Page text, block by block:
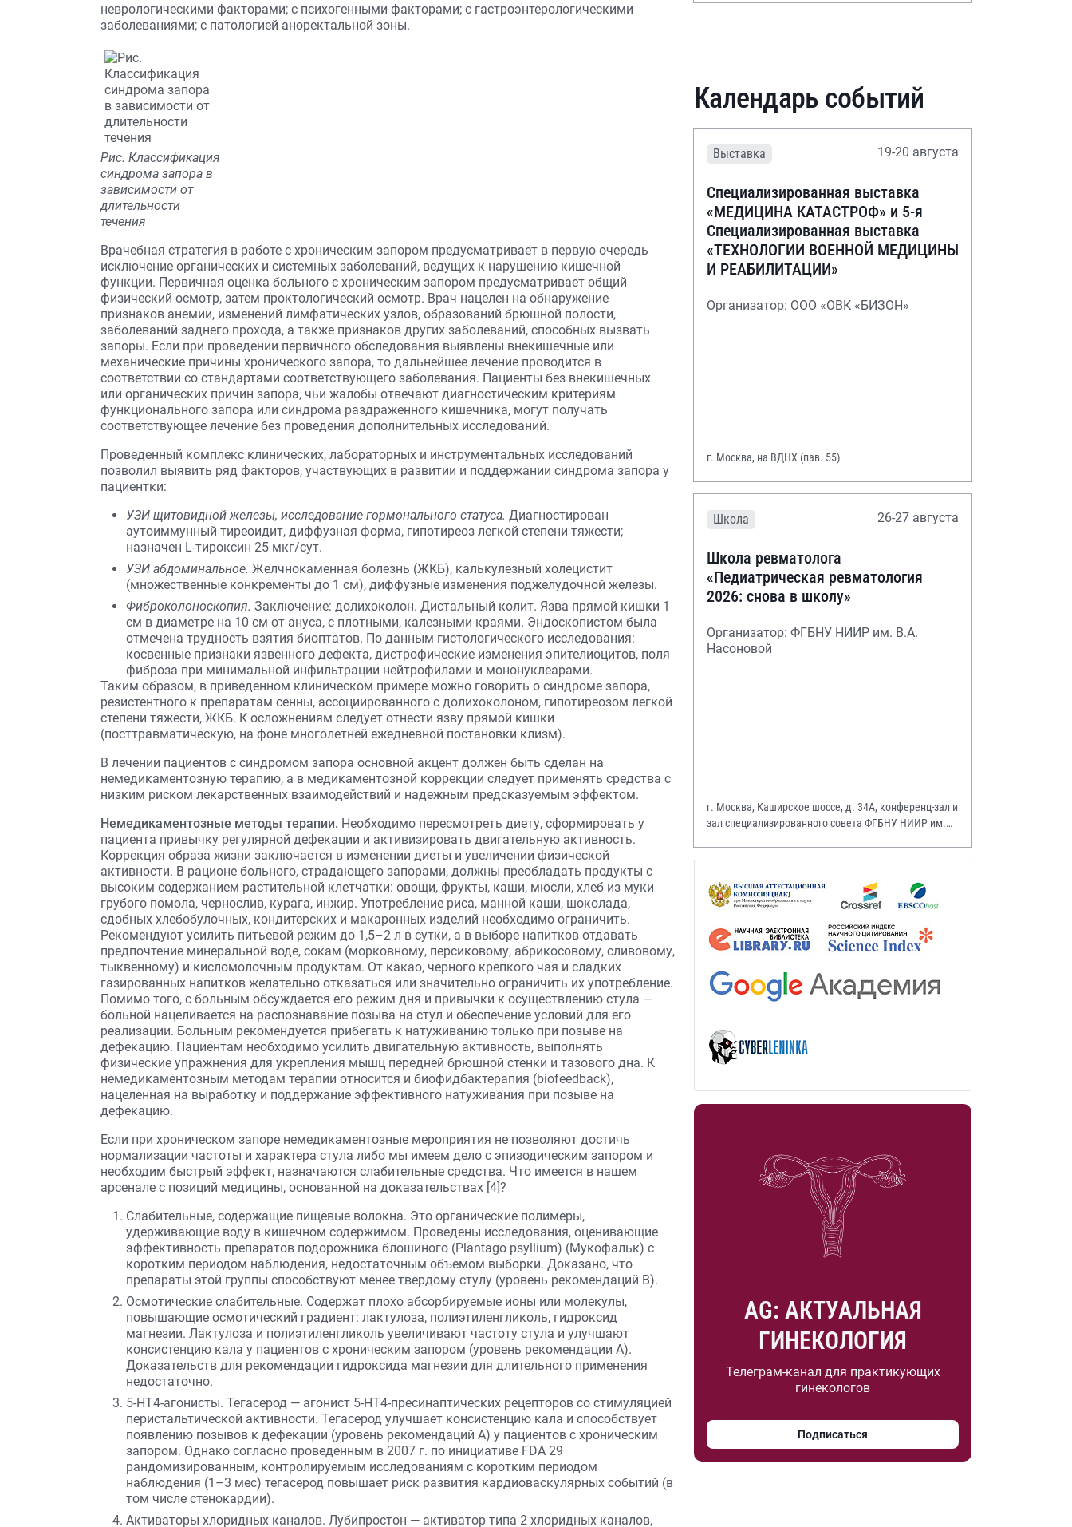
неврологическими факторами; с психогенными факторами; с гастроэнтерологическими
заболеваниями; с патологией аноректальной зоны.
Рис. Классификация
синдрома запора в
зависимости от
длительности
течения
Врачебная стратегия в работе с хроническим запором предусматривает в первую очередь
исключение органических и системных заболеваний, ведущих к нарушению кишечной
функции. Первичная оценка больного с хроническим запором предусматривает общий
физический осмотр, затем проктологический осмотр. Врач нацелен на обнаружение
признаков анемии, изменений лимфатических узлов, образований брюшной полости,
заболеваний заднего прохода, а также признаков других заболеваний, способных вызвать
запоры. Если при проведении первичного обследования выявлены внекишечные или
механические причины хронического запора, то дальнейшее лечение проводится в
соответствии со стандартами соответствующего заболевания. Пациенты без внекишечных
или органических причин запора, чьи жалобы отвечают диагностическим критериям
функционального запора или синдрома раздраженного кишечника, могут получать
соответствующее лечение без проведения дополнительных исследований.
Проведенный комплекс клинических, лабораторных и инструментальных исследований
позволил выявить ряд факторов, участвующих в развитии и поддержании синдрома запора у
пациентки:
УЗИ щитовидной железы, исследование гормонального cтатуса. Диагностирован
аутоиммунный тиреоидит, диффузная форма, гипотиреоз легкой степени тяжести;
назначен L-тироксин 25 мкг/сут.
УЗИ абдоминальное. Желчнокаменная болезнь (ЖКБ), калькулезный холецистит
(множественные конкременты до 1 см), диффузные изменения поджелудочной железы.
Фиброколоноскопия. Заключение: долихоколон. Дистальный колит. Язва прямой кишки 1
см в диаметре на 10 см от ануса, с плотными, калезными краями. Эндоскопистом была
отмечена трудность взятия биоптатов. По данным гистологического исследования:
косвенные признаки язвенного дефекта, дистрофические изменения эпителиоцитов, поля
фиброза при минимальной инфильтрации нейтрофилами и мононуклеарами.
Таким образом, в приведенном клиническом примере можно говорить о синдроме запора,
резистентного к препаратам сенны, ассоциированного с долихоколоном, гипотиреозом легкой
степени тяжести, ЖКБ. К осложнениям следует отнести язву прямой кишки
(посттравматическую, на фоне многолетней ежедневной постановки клизм).
В лечении пациентов с синдромом запора основной акцент должен быть сделан на
немедикаментозную терапию, а в медикаментозной коррекции следует применять средства с
низким риском лекарственных взаимодействий и надежным предсказуемым эффектом.
Немедикаментозные методы терапии. Необходимо пересмотреть диету, сформировать у
пациента привычку регулярной дефекации и активизировать двигательную активность.
Коррекция образа жизни заключается в изменении диеты и увеличении физической
активности. В рационе больного, страдающего запорами, должны преобладать продукты с
высоким содержанием растительной клетчатки: овощи, фрукты, каши, мюсли, хлеб из муки
грубого помола, чернослив, курага, инжир. Употребление риса, манной каши, шоколада,
сдобных хлебобулочных, кондитерских и макаронных изделий необходимо ограничить.
Рекомендуют усилить питьевой режим до 1,5–2 л в сутки, а в выборе напитков отдавать
предпочтение минеральной воде, сокам (морковному, персиковому, абрикосовому, сливовому,
тыквенному) и кисломолочным продуктам. От какао, черного крепкого чая и сладких
газированных напитков желательно отказаться или значительно ограничить их употребление.
Помимо того, с больным обсуждается его режим дня и привычки к осуществлению стула —
больной нацеливается на распознавание позыва на стул и обеспечение условий для его
реализации. Больным рекомендуется прибегать к натуживанию только при позыве на
дефекацию. Пациентам необходимо усилить двигательную активность, выполнять
физические упражнения для укрепления мышц передней брюшной стенки и тазового дна. К
немедикаментозным методам терапии относится и биофидбактерапия (biofeedback),
нацеленная на выработку и поддержание эффективного натуживания при позыве на
дефекацию.
Если при хроническом запоре немедикаментозные мероприятия не позволяют достичь
нормализации частоты и характера стула либо мы имеем дело с эпизодическим запором и
необходим быстрый эффект, назначаются слабительные средства. Что имеется в нашем
арсенале с позиций медицины, основанной на доказательствах [4]?
Слабительные, содержащие пищевые волокна. Это органические полимеры,
удерживающие воду в кишечном содержимом. Проведены исследования, оценивающие
эффективность препаратов подорожника блошиного (Plantago psyllium) (Мукофальк) с
коротким периодом наблюдения, недостаточным объемом выборки. Доказано, что
препараты этой группы способствуют менее твердому стулу (уровень рекомендаций В).
Осмотические слабительные. Содержат плохо абсорбируемые ионы или молекулы,
повышающие осмотический градиент: лактулоза, поли­этиленгликоль, гидроксид
магнезии. Лактулоза и полиэтиленгликоль увеличивают частоту стула и улучшают
консистенцию кала у пациентов с хроническим запором (уровень рекомендации A).
Доказательств для рекомендации гидроксида магнезии для длительного применения
недостаточно.
5-HT4-агонисты. Тегасерод — агонист 5-HT4-пресина­птических рецепторов со стимуляцией
перистальтической активности. Teгасерод улучшает консистенцию кала и способствует
появлению позывов к дефекации (уровень рекомендаций А) у пациентов с хроническим
запором. Однако согласно проведенным в 2007 г. по инициативе FDA 29
рандомизированным, контролируемым исследованиям с коротким периодом
наблюдения (1–3 мес) тегасерод повышает риск развития кардиоваскулярных событий (в
том числе стенокардии).
Активаторы хлоридных каналов. Лубипростон — активатор типа 2 хлоридных каналов,
Календарь событий
Выставка 19-20 августа
Специализированная выставка
«МЕДИЦИНА КАТАСТРОФ» и 5-я
Специализированная выставка
«ТЕХНОЛОГИИ ВОЕННОЙ МЕДИЦИНЫ
И РЕАБИЛИТАЦИИ»
Организатор: ООО «ОВК «БИЗОН»
г. Москва, на ВДНХ (пав. 55)
Школа 26-27 августа
Школа ревматолога
«Педиатрическая ревматология
2026: снова в школу»
Организатор: ФГБНУ НИИР им. В.А.
Насоновой
г. Москва, Каширское шоссе, д. 34А, конференц-зал и
зал специализированного совета ФГБНУ НИИР им.
AG: АКТУАЛЬНАЯ
ГИНЕКОЛОГИЯ
Телеграм-канал для практикующих
гинекологов
Подписаться